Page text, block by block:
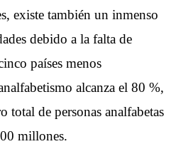
existe también un inmenso
debido a la falta de
países menos
alcanza el 80 %,
total de personas analfabetas
millones.